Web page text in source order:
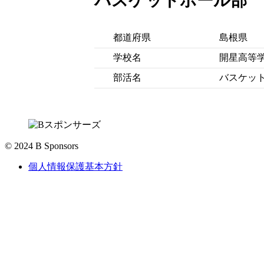
都道府県
島根県
学校名
開星高等
部活名
バスケッ
© 2024 B Sponsors
個人情報保護基本方針